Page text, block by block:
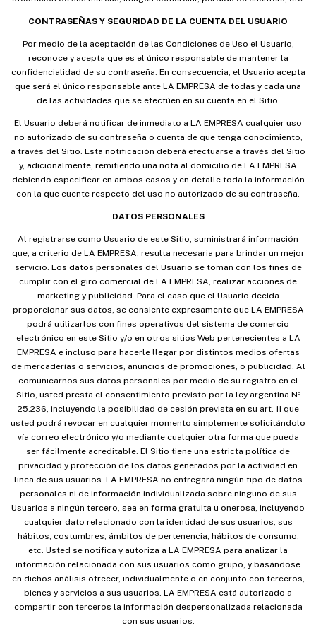
CONTRASEÑAS Y SEGURIDAD DE LA CUENTA DEL USUARIO
Por medio de la aceptación de las Condiciones de Uso el Usuario,
reconoce y acepta que es el único responsable de mantener la
confidencialidad de su contraseña. En consecuencia, el Usuario acepta
que será el único responsable ante LA EMPRESA de todas y cada una
de las actividades que se efectúen en su cuenta en el Sitio.
El Usuario deberá notificar de inmediato a LA EMPRESA cualquier uso
no autorizado de su contraseña o cuenta de que tenga conocimiento,
a través del Sitio. Esta notificación deberá efectuarse a través del Sitio
y, adicionalmente, remitiendo una nota al domicilio de LA EMPRESA
debiendo especificar en ambos casos y en detalle toda la información
con la que cuente respecto del uso no autorizado de su contraseña.
DATOS PERSONALES
Al registrarse como Usuario de este Sitio, suministrará información
que, a criterio de LA EMPRESA, resulta necesaria para brindar un mejor
servicio. Los datos personales del Usuario se toman con los fines de
cumplir con el giro comercial de LA EMPRESA, realizar acciones de
marketing y publicidad. Para el caso que el Usuario decida
proporcionar sus datos, se consiente expresamente que LA EMPRESA
podrá utilizarlos con fines operativos del sistema de comercio
electrónico en este Sitio y/o en otros sitios Web pertenecientes a LA
EMPRESA e incluso para hacerle llegar por distintos medios ofertas
de mercaderías o servicios, anuncios de promociones, o publicidad. Al
comunicarnos sus datos personales por medio de su registro en el
Sitio, usted presta el consentimiento previsto por la ley argentina Nº
25.236, incluyendo la posibilidad de cesión prevista en su art. 11 que
usted podrá revocar en cualquier momento simplemente solicitándolo
vía correo electrónico y/o mediante cualquier otra forma que pueda
ser fácilmente acreditable. El Sitio tiene una estricta política de
privacidad y protección de los datos generados por la actividad en
línea de sus usuarios. LA EMPRESA no entregará ningún tipo de datos
personales ni de información individualizada sobre ninguno de sus
Usuarios a ningún tercero, sea en forma gratuita u onerosa, incluyendo
cualquier dato relacionado con la identidad de sus usuarios, sus
hábitos, costumbres, ámbitos de pertenencia, hábitos de consumo,
etc. Usted se notifica y autoriza a LA EMPRESA para analizar la
información relacionada con sus usuarios como grupo, y basándose
en dichos análisis ofrecer, individualmente o en conjunto con terceros,
bienes y servicios a sus usuarios. LA EMPRESA está autorizado a
compartir con terceros la información despersonalizada relacionada
con sus usuarios.